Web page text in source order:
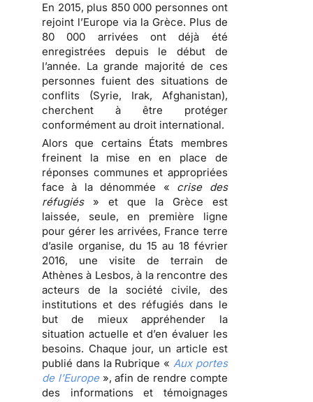
En 2015, plus 850 000 personnes ont
rejoint l’Europe via la Grèce. Plus de
80 000 arrivées ont déjà été
enregistrées depuis le début de
l’année. La grande majorité de ces
personnes fuient des situations de
conflits (Syrie, Irak, Afghanistan),
cherchent à être protéger
conformément au droit international.
Alors que certains États membres
freinent la mise en en place de
réponses communes et appropriées
face à la dénommée « crise des
réfugiés» et que la Grèce est
laissée, seule, en première ligne
pour gérer les arrivées, France terre
d’asile organise, du 15 au 18 février
2016, une visite de terrain de
Athènes à Lesbos, à la rencontre des
acteurs de la société civile, des
institutions et des réfugiés dans le
but de mieux appréhender la
situation actuelle et d’en évaluer les
besoins. Chaque jour, un article est
publié dans la Rubrique « Aux portes
de l’Europe», afin de rendre compte
des informations et témoignages